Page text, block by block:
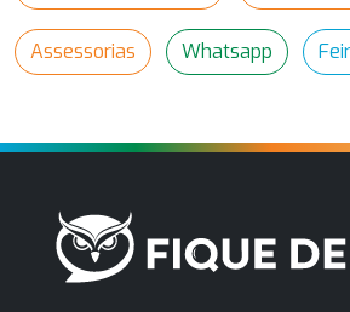
Assessorias Whatsapp